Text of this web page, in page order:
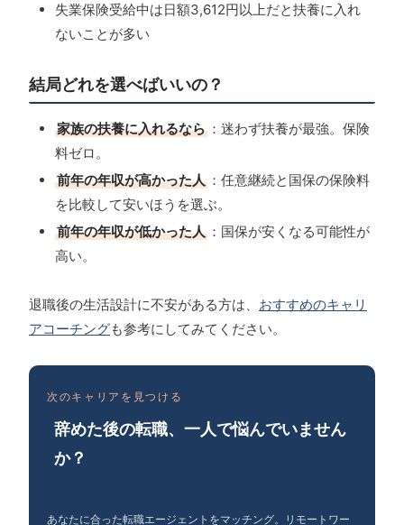
失業保険受給中は日額3,612円以上だと扶養に入れ
ないことが多い
結局どれを選べばいいの？
家族の扶養に入れるなら ：迷わず扶養が最強。保険
料ゼロ。
前年の年収が高かった人 ：任意継続と国保の保険料
を比較して安いほうを選ぶ。
前年の年収が低かった人 ：国保が安くなる可能性が
高い。
退職後の生活設計に不安がある方は、 おすすめのキャリ
アコーチングも参考にしてみてください。
次のキャリアを見つける
辞めた後の転職、一人で悩んでいません
か？
あなたに合った転職エージェントをマッチング。リモートワー